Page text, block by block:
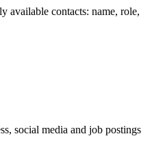
available contacts: name, role,
social media and job postings